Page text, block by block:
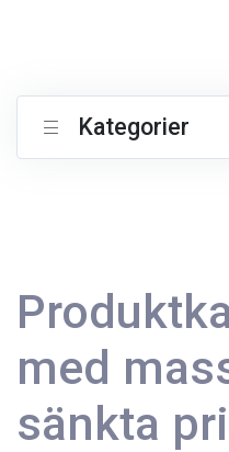
Kategorier
med
sänkta